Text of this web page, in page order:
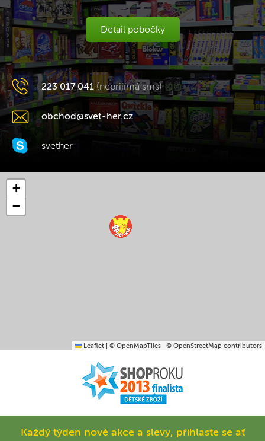
Detail pobočky
223 017 041 (nepřijímá sms)
obchod@svet-her.cz
svether
+
−
Leaflet © OpenMapTiles © OpenStreetMap contributors
Každý týden nové akce a slevy, přihlaste se ať